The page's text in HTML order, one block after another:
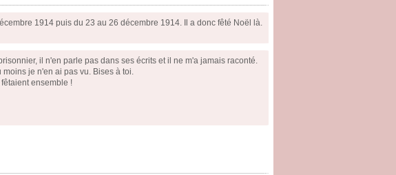
1914 puis du 23 au 26 décembre 1914. Il a donc fêté Noël là.
il n'en parle pas dans ses écrits et il ne m'a jamais raconté.
je n'en ai pas vu. Bises à toi.
ensemble !